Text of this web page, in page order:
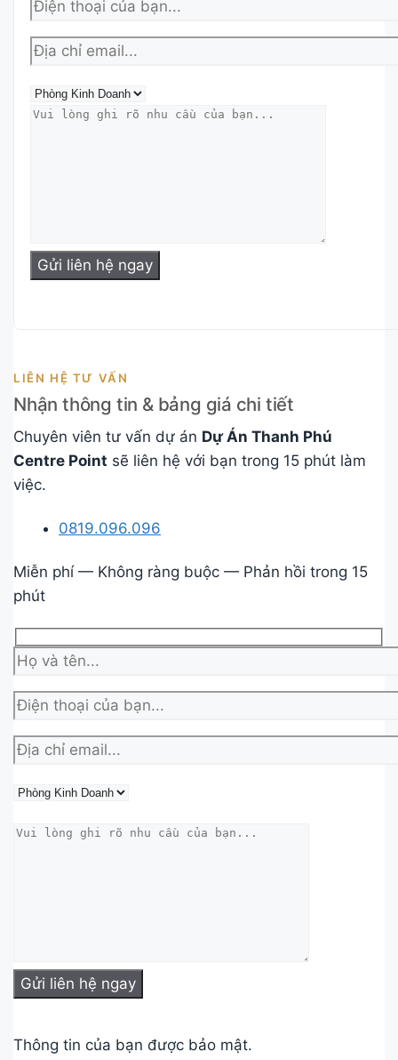
LIÊN HỆ TƯ VẤN
Nhận thông tin & bảng giá chi tiết
Chuyên viên tư vấn dự án Dự Án Thanh Phú
Centre Point sẽ liên hệ với bạn trong 15 phút làm
việc.
0819.096.096
Miễn phí — Không ràng buộc — Phản hồi trong 15
phút
Thông tin của bạn được bảo mật.